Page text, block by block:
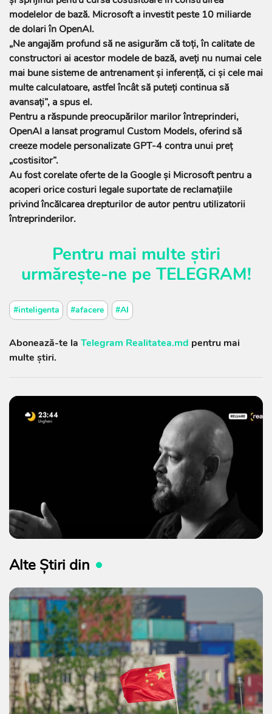
modelelor de bază. Microsoft a investit peste 10 miliarde
de dolari în OpenAI.
„Ne angajăm profund să ne asigurăm că toţi, în calitate de
constructori ai acestor modele de bază, aveţi nu numai cele
mai bune sisteme de antrenament şi inferenţă, ci şi cele mai
multe calculatoare, astfel încât să puteţi continua să
avansaţi”, a spus el.
Pentru a răspunde preocupărilor marilor întreprinderi,
OpenAI a lansat programul Custom Models, oferind să
creeze modele personalizate GPT-4 contra unui preţ
„costisitor”.
Au fost corelate oferte de la Google şi Microsoft pentru a
acoperi orice costuri legale suportate de reclamaţiile
privind încălcarea drepturilor de autor pentru utilizatorii
întreprinderilor.
Pentru mai multe știri
urmărește-ne pe TELEGRAM!
#inteligenta #afacere #AI
Abonează-te la Telegram Realitatea.md pentru mai
multe știri.
Alte Știri din